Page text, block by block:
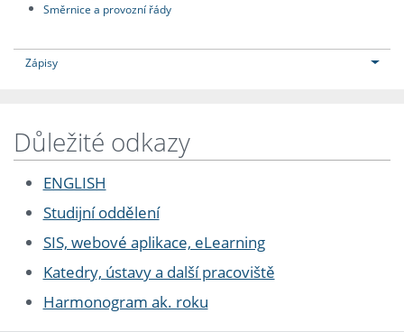
Směrnice a provozní řády
Zápisy
Důležité odkazy
ENGLISH
Studijní oddělení
SIS, webové aplikace, eLearning
Katedry, ústavy a další pracoviště
Harmonogram ak. roku